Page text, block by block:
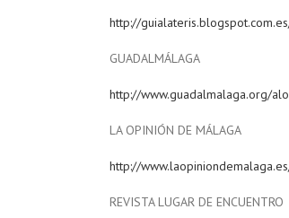
http://
GUADALMÁLAGA
http://www.guadalmalaga.org/
LA OPINIÓN DE MÁLAGA
http://
REVISTA LUGAR DE ENCUENTRO